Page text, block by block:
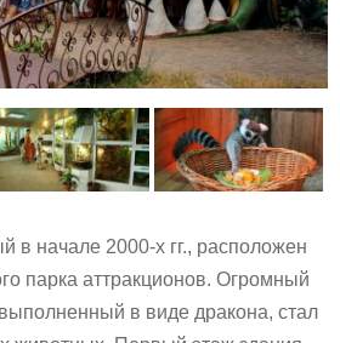
в начале 2000-х гг., расположен
парка аттракционов. Огромный
в виде дракона, стал